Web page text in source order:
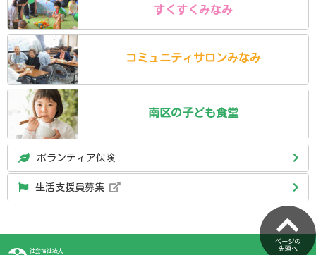
すくすくみなみ
コミュニティ サロンみなみ
南区の子ども食堂
ボランティア保険
生活支援員募集
ページの
先頭へ
社会福祉法人